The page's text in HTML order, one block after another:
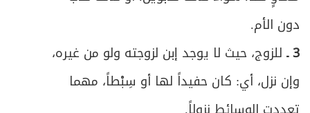
دون الأم.
3 ـ للزوج، حيث لا يوجد إبن لزوجته ولو من غيره،
وإن نزل، أي: كان حفيداً لها أو سِبْطاً، مهما